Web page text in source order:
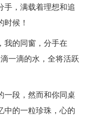
手，满载着理想和追
候！
我的同窗，分手在
一滴的水，全将活跃
一段，然而和你同桌
中的一粒珍珠，心的